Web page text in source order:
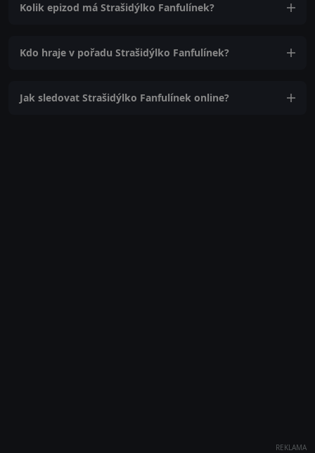
Kolik epizod má Strašidýlko Fanfulínek?
Kdo hraje v pořadu Strašidýlko Fanfulínek?
Jak sledovat Strašidýlko Fanfulínek online?
REKLAMA